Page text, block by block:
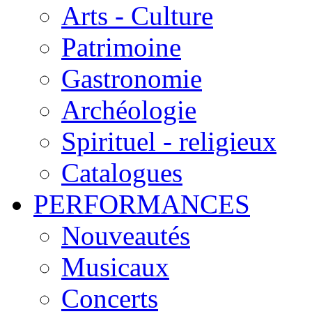
Arts - Culture
Patrimoine
Gastronomie
Archéologie
Spirituel - religieux
Catalogues
PERFORMANCES
Nouveautés
Musicaux
Concerts